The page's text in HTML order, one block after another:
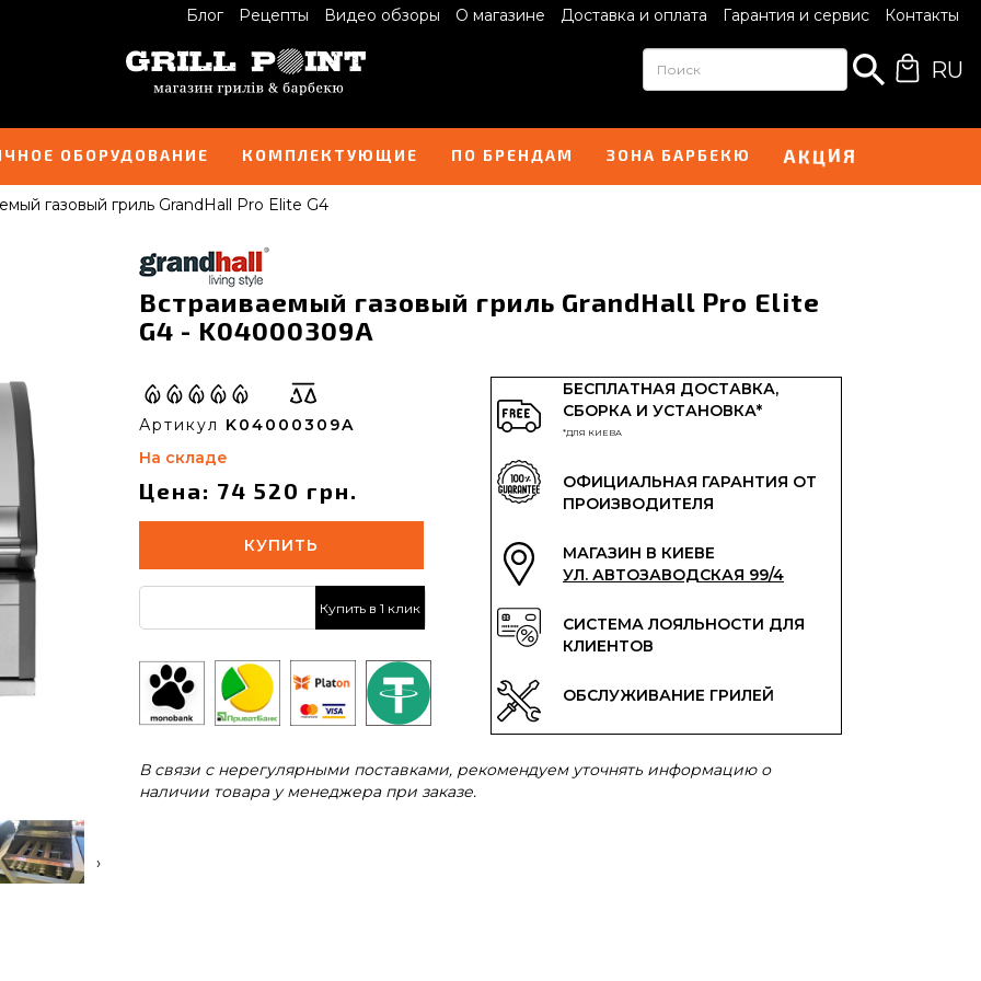
Блог Рецепты Видео обзоры О магазине Доставка и оплата Гарантия и сервис Контакты
RU
ОБОРУДОВАНИЕ КОМПЛЕКТУЮЩИЕ ПО БРЕНДАМ ЗОНА БАРБЕКЮ АКЦИЯ
газовый гриль GrandHall Pro Elite G4
›
Встраиваемый газовый гриль GrandHall Pro Elite
G4 - K04000309A
Артикул K04000309A
На складе
Цена: 74 520 грн.
КУПИТЬ
Купить в 1 клик
БЕСПЛАТНАЯ ДОСТАВКА,
СБОРКА И УСТАНОВКА*
*ДЛЯ КИЕВА
ОФИЦИАЛЬНАЯ ГАРАНТИЯ ОТ
ПРОИЗВОДИТЕЛЯ
МАГАЗИН В КИЕВЕ
УЛ. АВТОЗАВОДСКАЯ 99/4
СИСТЕМА ЛОЯЛЬНОСТИ ДЛЯ
КЛИЕНТОВ
ОБСЛУЖИВАНИЕ ГРИЛЕЙ
В связи с нерегулярными поставками, рекомендуем уточнять информацию о
наличии товара у менеджера при заказе.